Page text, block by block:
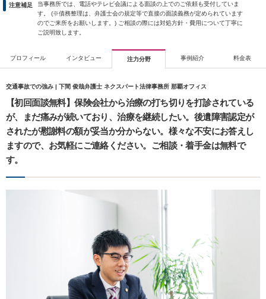
注意補足
当事務所では、電話やテレビ会議による面談の上でのご依頼も受付していま
す。 (※債務整理は、弁護士会の規定等で直接の面談義務が定められています
のでご来所をお願いします。) ご相談の際には対処方針・費用について丁寧に
ご説明致します。
プロフィール インタビュー 注力分野 事例紹介 料金表
交通事故での強み | 下間 俊哉弁護士 ネクスパート法律事務所 那覇オフィス
【初回面談無料】保険会社から治療の打ち切りを打診されている
が、まだ痛みが続いており、治療を継続したい。後遺障害認定が
されたが慰謝料の額が妥当か分からない。様々な不安にお答えし
ますので、お気軽にご連絡ください。ご相談・着手金は無料で
す。